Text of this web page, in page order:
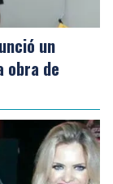
un
obra de